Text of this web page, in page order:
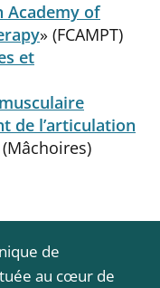
Academy of
» (FCAMPT)
et
de l’articulation
(Mâchoires)
de
au cœur de